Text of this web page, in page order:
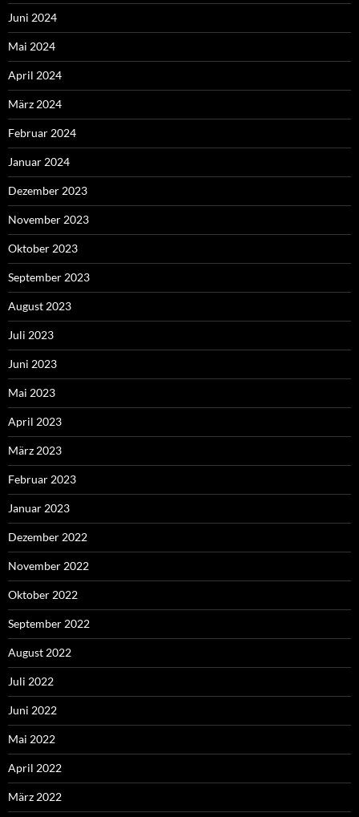
Juni 2024
Mai 2024
April 2024
März 2024
Februar 2024
Januar 2024
Dezember 2023
November 2023
Oktober 2023
September 2023
August 2023
Juli 2023
Juni 2023
Mai 2023
April 2023
März 2023
Februar 2023
Januar 2023
Dezember 2022
November 2022
Oktober 2022
September 2022
August 2022
Juli 2022
Juni 2022
Mai 2022
April 2022
März 2022